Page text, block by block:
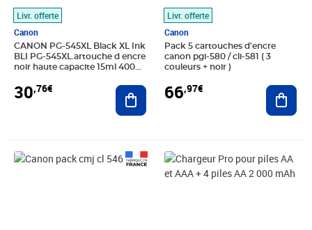
Livr. offerte
Canon
CANON PG-545XL Black XL Ink
BLI PG-545XL.artouche d encre
noir haute capacite 15ml 400
alarme
30,76€ Ajouter au panier
Livr. offerte
Canon
Pack 5 cartouches d'encre
canon pgi-580 / cli-581 ( 3
couleurs + noir )
66,97€
Prix 26,33€ Prix 30,58€